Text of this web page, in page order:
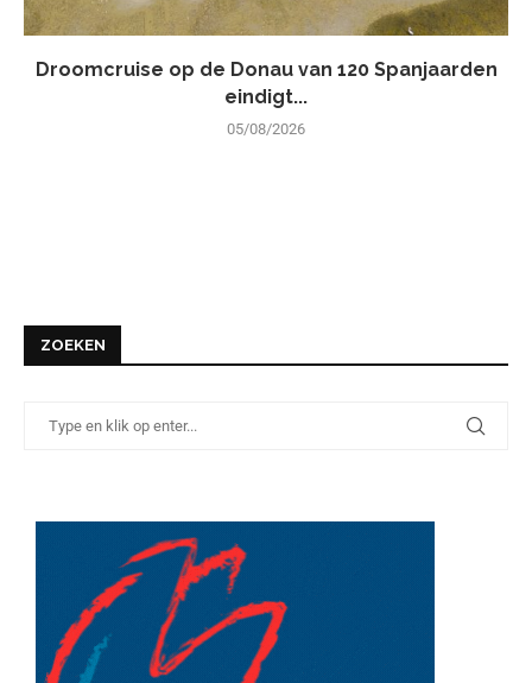
Droomcruise op de Donau van 120 Spanjaarden
eindigt...
05/08/2026
ZOEKEN